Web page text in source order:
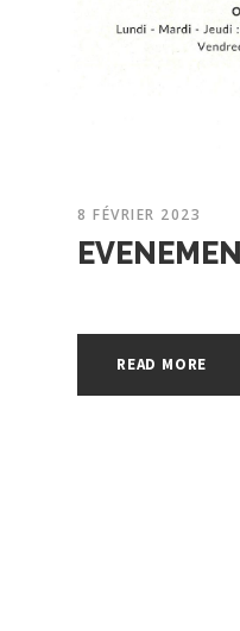
8 FÉVRIER 2023
READ MORE